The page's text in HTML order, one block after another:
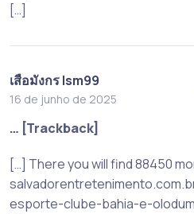
[…]
เสือมังกร lsm99
16 de junho de 2025
… [Trackback]
[…] There you will find 88450
esporte-clube-bahia-e-